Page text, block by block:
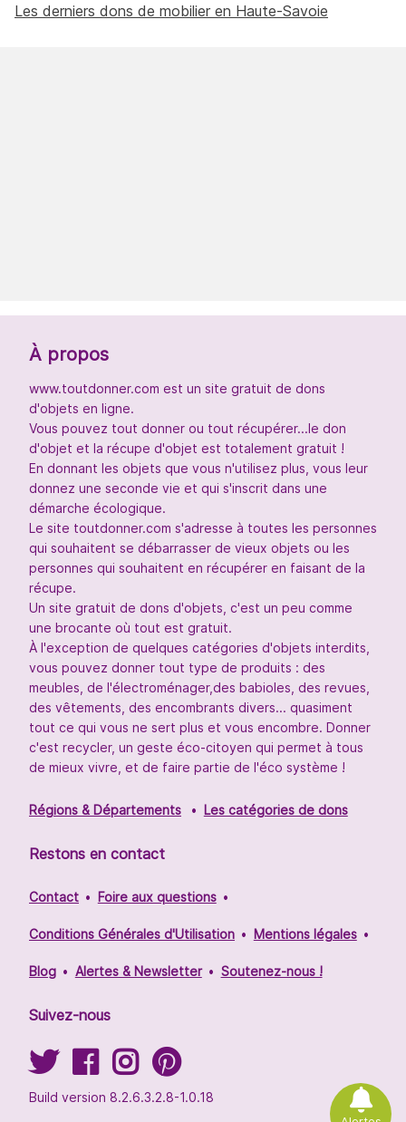
Les derniers dons de mobilier en Haute-Savoie
À propos
www.toutdonner.com est un site gratuit de dons
d'objets en ligne.
Vous pouvez tout donner ou tout récupérer...le don
d'objet et la récupe d'objet est totalement gratuit !
En donnant les objets que vous n'utilisez plus, vous leur
donnez une seconde vie et qui s'inscrit dans une
démarche écologique.
Le site toutdonner.com s'adresse à toutes les personnes
qui souhaitent se débarrasser de vieux objets ou les
personnes qui souhaitent en récupérer en faisant de la
récupe.
Un site gratuit de dons d'objets, c'est un peu comme
une brocante où tout est gratuit.
À l'exception de quelques catégories d'objets interdits,
vous pouvez donner tout type de produits : des
meubles, de l'électroménager,des babioles, des revues,
des vêtements, des encombrants divers... quasiment
tout ce qui vous ne sert plus et vous encombre. Donner
c'est recycler, un geste éco-citoyen qui permet à tous
de mieux vivre, et de faire partie de l'éco système !
Régions & Départements Les catégories de dons
Restons en contact
Contact Foire aux questions
Conditions Générales d'Utilisation Mentions légales
Blog Alertes & Newsletter Soutenez-nous !
Suivez-nous
Build version 8.2.6.3.2.8-1.0.18